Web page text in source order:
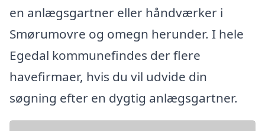
en anlægsgartner eller håndværker i
Smørumovre og omegn herunder. I hele
Egedal kommunefindes der flere
havefirmaer, hvis du vil udvide din
søgning efter en dygtig anlægsgartner.